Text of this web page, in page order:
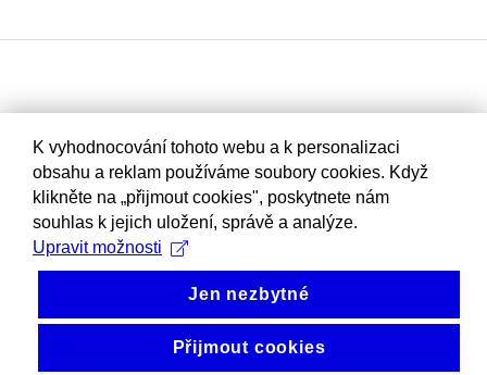
K vyhodnocování tohoto webu a k personalizaci
obsahu a reklam používáme soubory cookies. Když
klikněte na „přijmout cookies", poskytnete nám
souhlas k jejich uložení, správě a analýze.
Upravit možnosti
Jen nezbytné
Přijmout cookies